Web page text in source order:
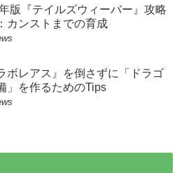
版『テイルズウィーバー』攻略
カンストまでの育成
ボレアス』を倒さずに「ドラゴ
」を作るためのTips